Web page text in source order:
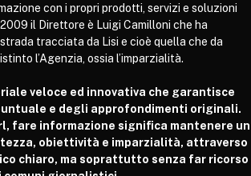
con i propri prodotti, servizi e soluzioni
il Direttore è Luigi Camilloni che ha
tracciata da Lisi e cioè quella che da
l’Agenzia, ossia l’imparzialità.
veloce ed innovativa che garantisce
e degli approfondimenti originali.
fare informazione significa mantenere un
obiettività e imparzialità, attraverso
chiaro, ma soprattutto senza far ricorso